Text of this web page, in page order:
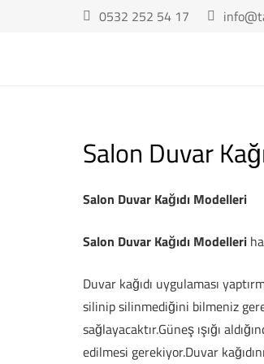
0532 252 54 17
Salon Duvar
Salon Duvar Kağıdı Modelleri
Salon Duvar Kağıdı Modelleri
Duvar kağıdı uygulaması
silinip silinmediğini bilmeniz
sağlayacaktır.Güneş ışığı
edilmesi gerekiyor.Duvar